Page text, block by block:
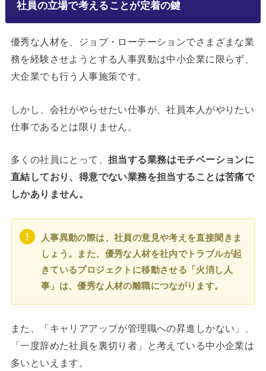
社員の立場で考えることが定着の鍵
優秀な人材を、ジョブ・ローテーションでさまざまな業
務を経験させようとする人事異動は中小企業に限らず、
大企業でも行う人事施策です。
しかし、会社がやらせたい仕事が、社員本人がやりたい
仕事であるとは限りません。
多くの社員にとって、担当する業務はモチベーションに
直結しており、得意でない業務を担当することは苦痛で
しかありません。
人事異動の際は、社員の意見や考えを直接聞きま
しょう。また、優秀な人材を社内でトラブルが起
きているプロジェクトに移動させる「火消し人
事」は、優秀な人材の離職につながります。
また、「キャリアアップが管理職への昇進しかない」、
「一度辞めた社員を裏切り者」と考えている中小企業は
多いといえます。